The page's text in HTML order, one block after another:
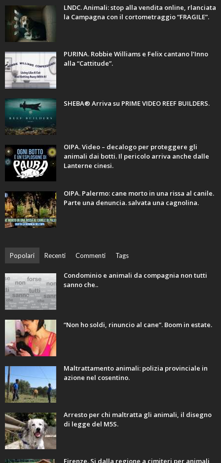
LNDC. Animali: stop alla vendita online, rlanciata
la Campagna con il cortometraggio “FRAGILE”.
PURINA. Robbie Williams e Felix cantano l’Inno
alla “Cattitude”.
SHEBA® Arriva su PRIME VIDEO REEF BUILDERS.
OIPA. Video – decalogo per proteggere gli
animali dai botti. Il pericolo arriva anche dalle
Lanterne cinesi.
OIPA. Palermo: cane morto in una rissa al canile.
Parte una denuncia. salvata una cagnolina.
Popolari Recenti Commenti Tags
Condominio e animali da compagnia non tutti
sanno che..
“Non ho soldi, rinuncio al cane”. Boom in estate.
Maltrattamento animali: polizia provinciale in
azione nel cosentino.
Arresto per chi maltratta gli animali, il disegno
di legge del M5S.
Firenze. Si dalla regione a cimiteri per animali